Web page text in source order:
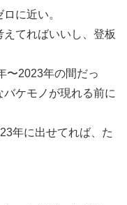
に近い。
てればいいし、登板
〜2023年の間だっ
ケモノが現れる前に
年に出せてれば、た